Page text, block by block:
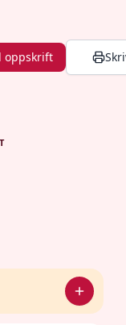
oppskrift